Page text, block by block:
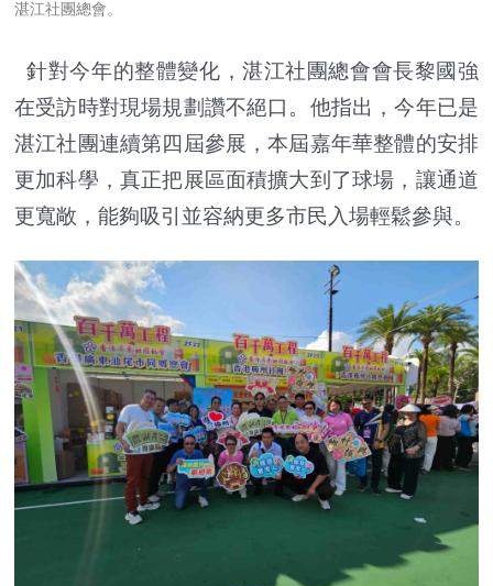
湛江社團總會。
針對今年的整體變化，湛江社團總會會長黎國強
在受訪時對現場規劃讚不絕口。他指出，今年已是
湛江社團連續第四屆參展，本屆嘉年華整體的安排
更加科學，真正把展區面積擴大到了球場，讓通道
更寬敞，能夠吸引並容納更多市民入場輕鬆參與。